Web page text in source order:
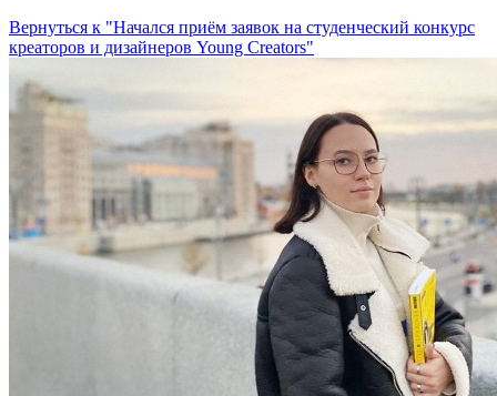
Вернуться к "Начался приём заявок на студенческий конкурс
креаторов и дизайнеров Young Creators"